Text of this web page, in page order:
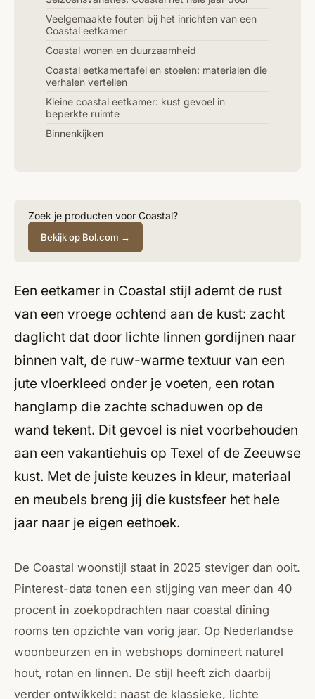
Veelgemaakte fouten bij het inrichten van een
Coastal eetkamer
Coastal wonen en duurzaamheid
Coastal eetkamertafel en stoelen: materialen die
verhalen vertellen
Kleine coastal eetkamer: kust gevoel in
beperkte ruimte
Binnenkijken
Zoek je producten voor Coastal?
Bekijk op Bol.com →
Een eetkamer in Coastal stijl ademt de rust
van een vroege ochtend aan de kust: zacht
daglicht dat door lichte linnen gordijnen naar
binnen valt, de ruw-warme textuur van een
jute vloerkleed onder je voeten, een rotan
hanglamp die zachte schaduwen op de
wand tekent. Dit gevoel is niet voorbehouden
aan een vakantiehuis op Texel of de Zeeuwse
kust. Met de juiste keuzes in kleur, materiaal
en meubels breng jij die kustsfeer het hele
jaar naar je eigen eethoek.
De Coastal woonstijl staat in 2025 steviger dan ooit.
Pinterest-data tonen een stijging van meer dan 40
procent in zoekopdrachten naar coastal dining
rooms ten opzichte van vorig jaar. Op Nederlandse
woonbeurzen en in webshops domineert naturel
hout, rotan en linnen. De stijl heeft zich daarbij
verder ontwikkeld: naast de klassieke, lichte